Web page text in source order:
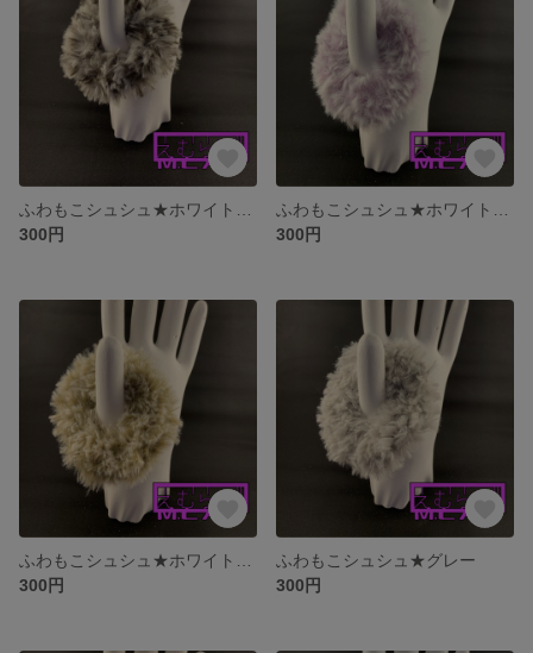
300円
300円
300円
ふわもこシュシュ★グレー
300円